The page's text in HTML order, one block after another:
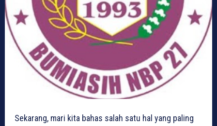
Sekarang, mari kita bahas salah satu hal yang paling